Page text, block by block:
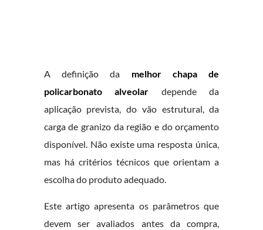
A definição da melhor chapa de
policarbonato alveolar depende da
aplicação prevista, do vão estrutural, da
carga de granizo da região e do orçamento
disponível. Não existe uma resposta única,
mas há critérios técnicos que orientam a
escolha do produto adequado.
Este artigo apresenta os parâmetros que
devem ser avaliados antes da compra,